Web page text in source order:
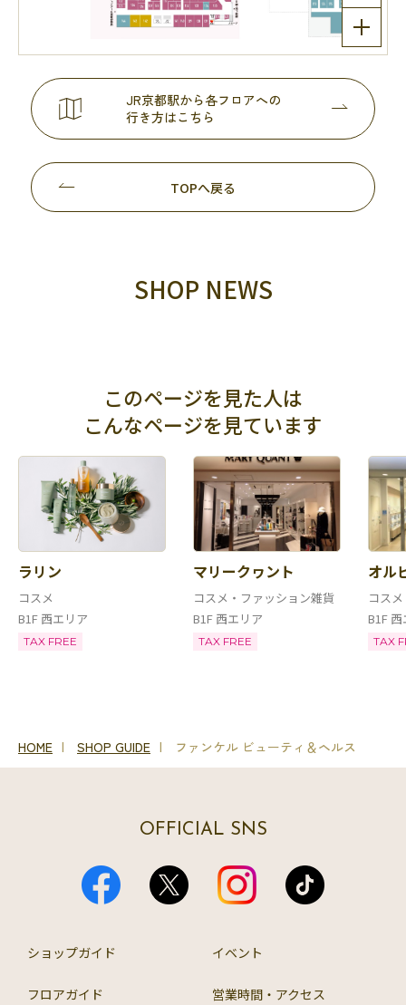
JR京都駅から各フロアへの
行き方はこちら
TOPへ戻る
SHOP NEWS
このページを見た人は
こんなページを見ています
ラリン
コスメ
B1F 西エリア
TAX FREE
マリークヮント
コスメ・ファッション雑貨
B1F 西エリア
TAX FREE
オル
コスメ
B1F
TAX
HOME SHOP GUIDE ファンケル ビューティ＆ヘルス
OFFICIAL SNS
ショップガイド イベント
フロアガイド 営業時間・アクセス